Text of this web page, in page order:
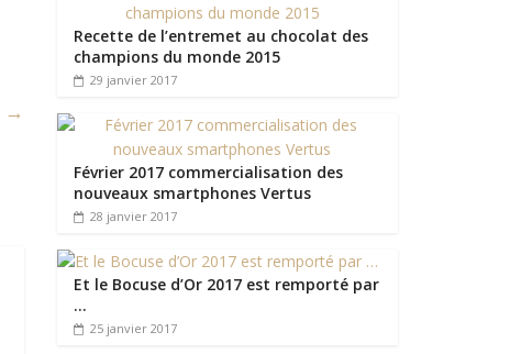
→
Recette de l’entremet au chocolat des
champions du monde 2015
29 janvier 2017
Février 2017 commercialisation des
nouveaux smartphones Vertus
28 janvier 2017
Et le Bocuse d’Or 2017 est remporté par
…
25 janvier 2017